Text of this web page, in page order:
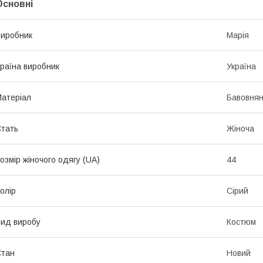
Марія
виробник Україна
Жіноча
жіночого одягу (UA) 44
Сірий
виробу Костюм
Новий